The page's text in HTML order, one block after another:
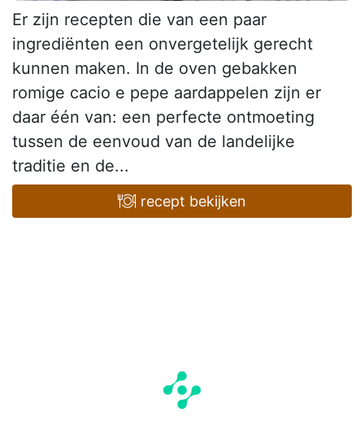
Er zijn recepten die van een paar
ingrediënten een onvergetelijk gerecht
kunnen maken. In de oven gebakken
romige cacio e pepe aardappelen zijn er
daar één van: een perfecte ontmoeting
tussen de eenvoud van de landelijke
traditie en de...
recept bekijken